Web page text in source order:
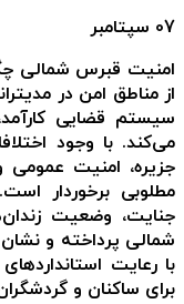
07 سپتامبر
امنیت قبرس شمالی
از مناطق امن در
سیستم قضایی
می‌کند. با وجود
جزیره، امنیت
مطلوبی برخوردار
جنایت، وضعیت
شمالی پرداخته و
با رعایت
برای ساکنان و